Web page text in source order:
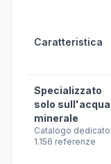
Caratteristica
Specializzato
solo sull'acqua
minerale
Catalogo
1.156 referenze